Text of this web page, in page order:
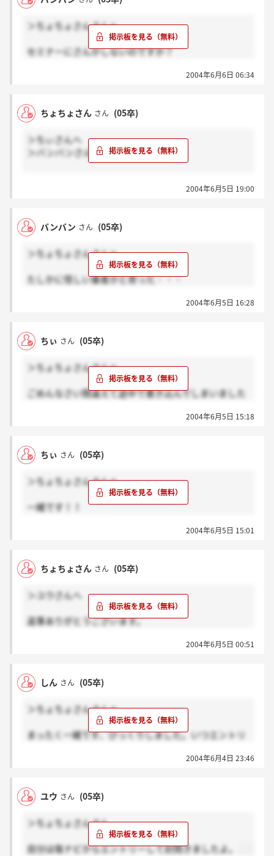
＞ちょちょさんさんへ
セミナーにさんかしないのですか？
ご案内を送付」と書いてありましたが、どういうこ
と！？
俺は学歴は悪いし、どういう事だろう・・・・
たしかに歴史ある会社みたいだけど、おかしな会社
2004年6月6日 06:34
ちょちょさん さん (05卒)
＞ちぃさんへ
＞バンバンさんへ
正直、怪しいですよね。私もホームページなどを見る
地図を見て実在する住所なのかと調べたりしてみて、
歴史ある会社であることは分かりました。
抵抗があります。
志望動機、、、、、、。確かに書けない！出会いは大
切ですけどね。
ちぃさんのようにアパレル業界に興味がある方には、
いい機会ですよね。私はセミナーには参加しない方向
もし、皆さん行かれた際は、どんな会社なのか色々教
ここの掲示板はしばらくの間、目が離せません。
私なりにチョーギンについてもっと調べてみます。
2004年6月5日 19:00
バンバン さん (05卒)
＞ちょちょさんさんへ
たしかに怪しい業者かと思った・・・
したよ。
まだ連絡してないんだけど、説明会に履歴書とか必要
説明会に参加してないのに、志望動機とか別に何にも
見つからないよね・・・・
2004年6月5日 16:28
ちぃ さん (05卒)
＞ちょちょさんさんへ
ごめんなさい間違えて途中で書き込んでしまいました
私も毎ナビからエントリーした記憶も（もちろん志望
すけど、封書が届きました。
だから全く待たされてないんですよね＾＾；
（笑）
なので、最初私もちょっと怪しく思ってしまいました
(^-^;
って嬉しいお手紙なのかなぁなんて思ってきました。
感じがしたので＾＾
ただ、何で私に封書が届いたのかは不明です。。。
2004年6月5日 15:18
ちぃ さん (05卒)
＞ちょちょさんさんへ
一緒です！！
2004年6月5日 15:01
ちょちょさん さん (05卒)
＞ユウさんへ
返事ありがとうございます。
てしまったかもしれません、、、、。
封筒が届いた時、喜びよりも、怪しい個人情報を聞き
まった、、、、。いけませんね。
2004年6月5日 00:51
しん さん (05卒)
＞ちょちょさんさんへ
まったく一緒です、びっくりしました。いつエントリ
かりエントリーしてた。4月ごろだからぜんぜん忘れ
2004年6月4日 23:46
ユウ さん (05卒)
＞ちょちょさんさん
自分は毎ナビからエントリーして封筒きましたよ。